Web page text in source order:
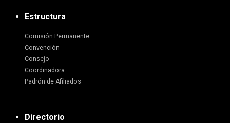
Estructura
Comisión Permanente
Convención
Consejo
Coordinadora
Padrón de Afiliados
Directorio